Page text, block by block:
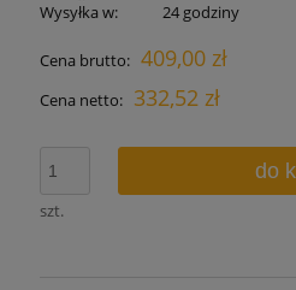
Wysyłka w:
24 godziny
Cena brutto: 409,00 zł
Cena netto: 332,52 zł
szt.
do